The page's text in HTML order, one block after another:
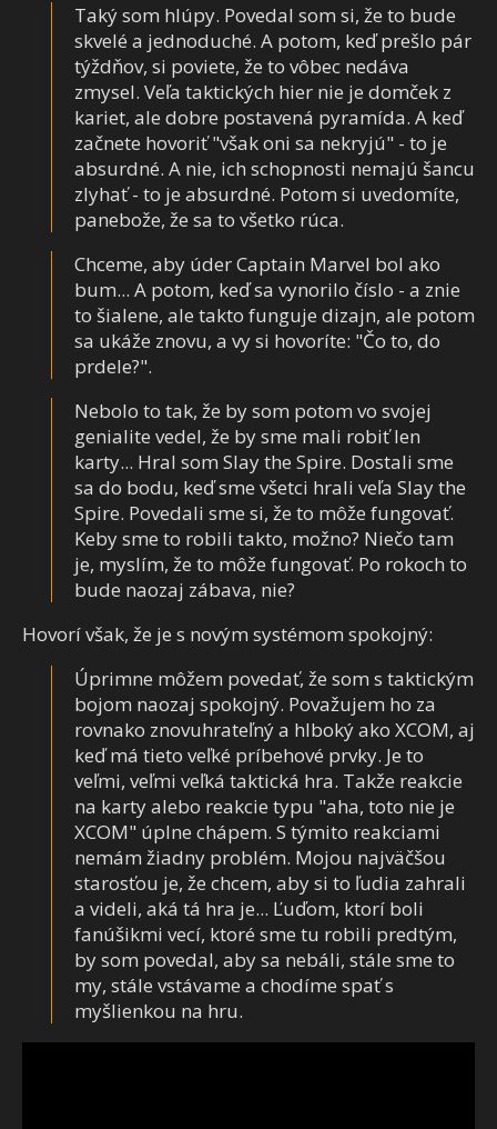
Taký som hlúpy. Povedal som si, že to bude
skvelé a jednoduché. A potom, keď prešlo pár
týždňov, si poviete, že to vôbec nedáva
zmysel. Veľa taktických hier nie je domček z
kariet, ale dobre postavená pyramída. A keď
začnete hovoriť "však oni sa nekryjú" - to je
absurdné. A nie, ich schopnosti nemajú šancu
zlyhať - to je absurdné. Potom si uvedomíte,
panebože, že sa to všetko rúca.
Chceme, aby úder Captain Marvel bol ako
bum... A potom, keď sa vynorilo číslo - a znie
to šialene, ale takto funguje dizajn, ale potom
sa ukáže znovu, a vy si hovoríte: "Čo to, do
prdele?".
Nebolo to tak, že by som potom vo svojej
genialite vedel, že by sme mali robiť len
karty... Hral som Slay the Spire. Dostali sme
sa do bodu, keď sme všetci hrali veľa Slay the
Spire. Povedali sme si, že to môže fungovať.
Keby sme to robili takto, možno? Niečo tam
je, myslím, že to môže fungovať. Po rokoch to
bude naozaj zábava, nie?
Hovorí však, že je s novým systémom spokojný:
Úprimne môžem povedať, že som s taktickým
bojom naozaj spokojný. Považujem ho za
rovnako znovuhrateľný a hlboký ako XCOM, aj
keď má tieto veľké príbehové prvky. Je to
veľmi, veľmi veľká taktická hra. Takže reakcie
na karty alebo reakcie typu "aha, toto nie je
XCOM" úplne chápem. S týmito reakciami
nemám žiadny problém. Mojou najväčšou
starosťou je, že chcem, aby si to ľudia zahrali
a videli, aká tá hra je... Ľuďom, ktorí boli
fanúšikmi vecí, ktoré sme tu robili predtým,
by som povedal, aby sa nebáli, stále sme to
my, stále vstávame a chodíme spať s
myšlienkou na hru.